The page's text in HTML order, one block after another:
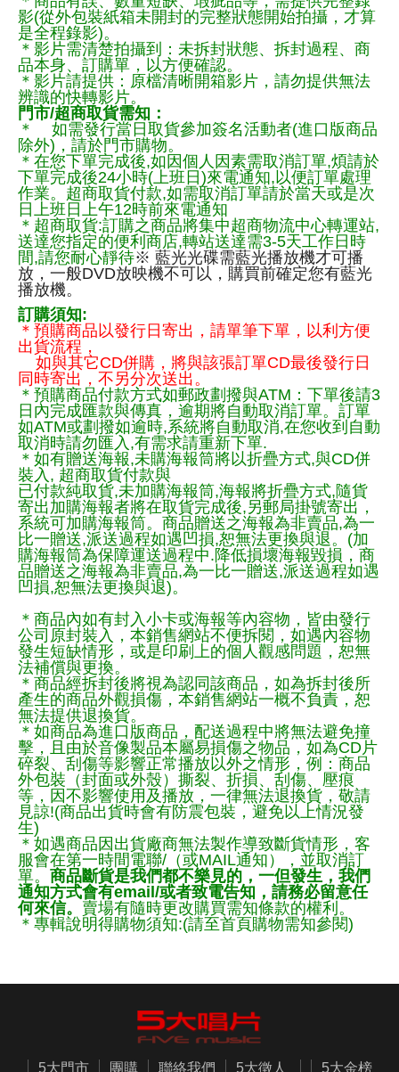
影(從外包裝紙箱未開封的完整狀態開始拍攝，才算
是全程錄影)。
＊影片需清楚拍攝到：未拆封狀態、拆封過程、商
品本身、訂購單，以方便確認。
＊影片請提供：原檔清晰開箱影片，請勿提供無法
辨識的快轉影片。
門市/超商取貨需知：
＊ 如需發行當日取貨參加簽名活動者(進口版商品
除外)，請於門市購物。
＊在您下單完成後,如因個人因素需取消訂單,煩請於
下單完成後24小時(上班日)來電通知,以便訂單處理
作業。超商取貨付款,如需取消訂單請於當天或是次
日上班日上午12時前來電通知
＊超商取貨:訂購之商品將集中超商物流中心轉運站,
送達您指定的便利商店,轉站送達需3-5天工作日時
間,請您耐心靜待※ 藍光光碟需藍光播放機才可播
放，一般DVD放映機不可以，購買前確定您有藍光
播放機。
訂購須知:
＊預購商品以發行日寄出，請單筆下單，以利方便
出貨流程，
如與其它CD併購，將與該張訂單CD最後發行日
同時寄出，不另分次送出。
＊預購商品付款方式如郵政劃撥與ATM：下單後請3
日內完成匯款與傳真，逾期將自動取消訂單。訂單
如ATM或劃撥如逾時,系統將自動取消,在您收到自動
取消時請勿匯入,有需求請重新下單.
＊如有贈送海報,未購海報筒將以折疊方式,與CD併
裝入, 超商取貨付款與
已付款純取貨,未加購海報筒,海報將折疊方式,隨貨
寄出加購海報者將在取貨完成後,另郵局掛號寄出，
系統可加購海報筒。商品贈送之海報為非賣品,為一
比一贈送,派送過程如遇凹損,恕無法更換與退。(加
購海報筒為保障運送過程中.降低損壞海報毀損，商
品贈送之海報為非賣品,為一比一贈送,派送過程如遇
凹損,恕無法更換與退)。
＊商品內如有封入小卡或海報等內容物，皆由發行
公司原封裝入，本銷售網站不便拆閱，如遇內容物
發生短缺情形，或是印刷上的個人觀感問題，恕無
法補償與更換。
＊商品經拆封後將視為認同該商品，如為拆封後所
產生的商品外觀損傷，本銷售網站一概不負責，恕
無法提供退換貨。
＊如商品為進口版商品，配送過程中將無法避免撞
擊，且由於音像製品本屬易損傷之物品，如為CD片
碎裂、刮傷等影響正常播放以外之情形，例：商品
外包裝（封面或外殼）撕裂、折損、刮傷、壓痕
等，因不影響使用及播放，一律無法退換貨，敬請
見諒!(商品出貨時會有防震包裝，避免以上情況發
生)
＊如遇商品因出貨廠商無法製作導致斷貨情形，客
服會在第一時間電聯/（或MAIL通知），並取消訂
單。 商品斷貨是我們都不樂見的，一但發生，我們
通知方式會有email/或者致電告知，請務必留意任
何來信。 賣場有隨時更改購買需知條款的權利。
＊專輯說明得購物須知:(請至首頁購物需知參閱)
5大門市 團購 聯絡我們 5大徵人 5大金榜